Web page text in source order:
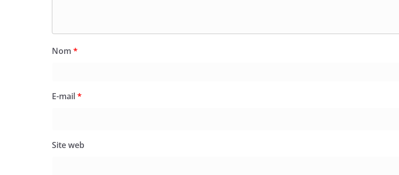
Nom *
E-mail*
Site web